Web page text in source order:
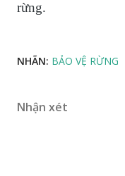
rừng.
NHÃN: BẢO VỆ RỪNG
Nhận xét